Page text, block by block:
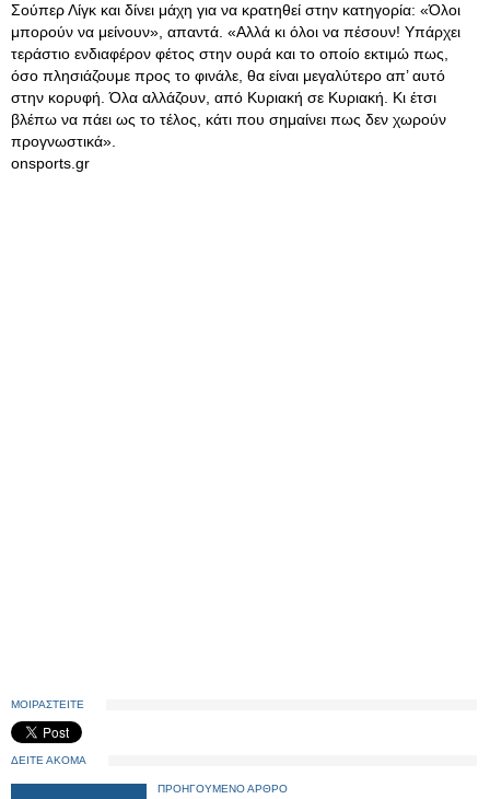
Σούπερ Λίγκ και δίνει μάχη για να κρατηθεί στην κατηγορία: «Όλοι
μπορούν να μείνουν», απαντά. «Αλλά κι όλοι να πέσουν! Υπάρχει
τεράστιο ενδιαφέρον φέτος στην ουρά και το οποίο εκτιμώ πως,
όσο πλησιάζουμε προς το φινάλε, θα είναι μεγαλύτερο απ’ αυτό
στην κορυφή. Όλα αλλάζουν, από Κυριακή σε Κυριακή. Κι έτσι
βλέπω να πάει ως το τέλος, κάτι που σημαίνει πως δεν χωρούν
προγνωστικά».
onsports.gr
ΜΟΙΡΑΣΤΕΙΤΕ
ΔΕΙΤΕ ΑΚΟΜΑ
ΠΡΟΗΓΟΥΜΕΝΟ ΑΡΘΡΟ